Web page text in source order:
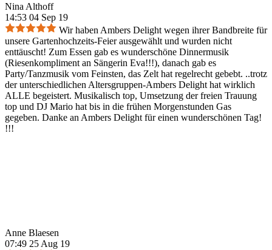
Nina Althoff
14:53 04 Sep 19
Wir haben Ambers Delight wegen ihrer Bandbreite für
unsere Gartenhochzeits-Feier ausgewählt und wurden nicht
enttäuscht! Zum Essen gab es wunderschöne Dinnermusik
(Riesenkompliment an Sängerin Eva!!!), danach gab es
Party/Tanzmusik vom Feinsten, das Zelt hat regelrecht gebebt. ..trotz
der unterschiedlichen Altersgruppen-Ambers Delight hat wirklich
ALLE begeistert. Musikalisch top, Umsetzung der freien Trauung
top und DJ Mario hat bis in die frühen Morgenstunden Gas
gegeben. Danke an Ambers Delight für einen wunderschönen Tag!
!!!
Anne Blaesen
07:49 25 Aug 19